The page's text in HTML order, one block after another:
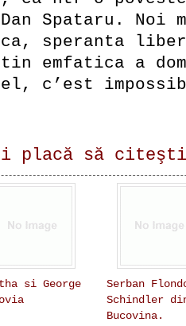
Spataru. Noi
speranta
emfatica a
c’est
ţi placă să
si George
Serban
Schindler
Bucovina.